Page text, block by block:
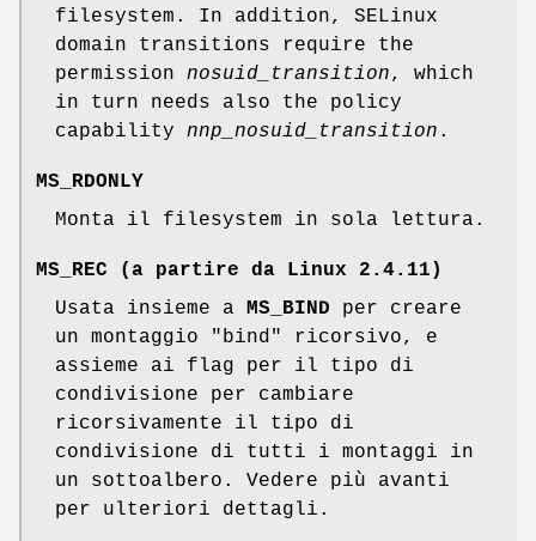
filesystem. In addition, SELinux
domain transitions require the
permission nosuid_transition, which
in turn needs also the policy
capability nnp_nosuid_transition .
MS_RDONLY
Monta il filesystem in sola lettura.
MS_REC (a partire da Linux 2.4.11)
Usata insieme a
MS_BIND per creare
un montaggio "bind" ricorsivo, e
assieme ai flag per il tipo di
condivisione per cambiare
ricorsivamente il tipo di
condivisione di tutti i montaggi in
un sottoalbero. Vedere più avanti
per ulteriori dettagli.